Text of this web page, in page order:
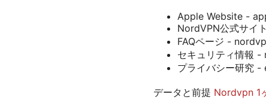
Apple Website -
NordVPN公式サイ
FAQページ -
セキュリティ情報
プライバシー研究
データと前提 Nordvpn 1